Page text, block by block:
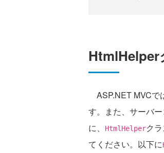
HtmlHelper
ASP.NET MVCで
す。また、サーバ
に、
HtmlHelperク
てください。以下に